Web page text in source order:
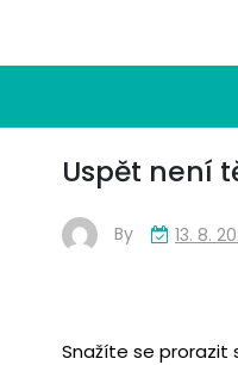
Uspět není
By 13. 8.
Snažíte se prorazit